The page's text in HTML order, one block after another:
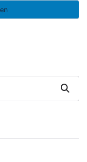
Zoeken